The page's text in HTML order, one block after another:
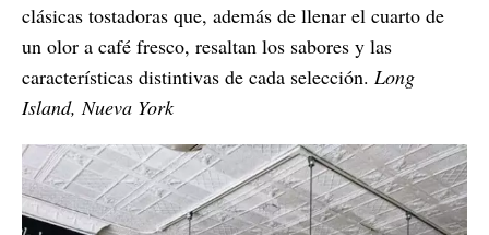
clásicas tostadoras que, además de llenar el cuarto de
un olor a café fresco, resaltan los sabores y las
características distintivas de cada selección. Long
Island, Nueva York